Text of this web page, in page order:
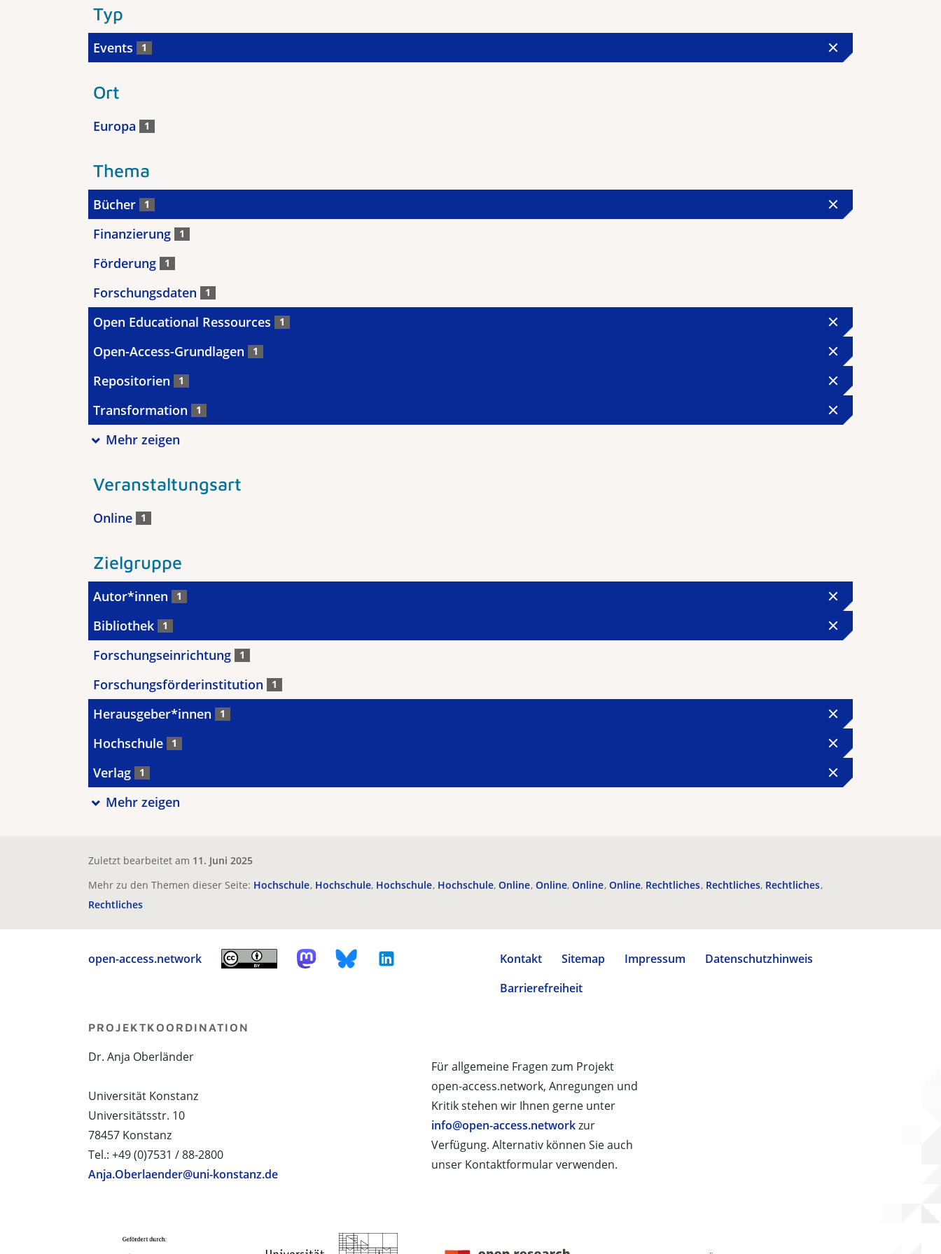
Typ
Events 1
Ort
Europa 1
Thema
Bücher 1
Finanzierung 1
Förderung 1
Forschungsdaten 1
Open Educational Ressources 1
Open-Access-Grundlagen 1
Repositorien 1
Transformation 1
Mehr zeigen
Veranstaltungsart
Online 1
Zielgruppe
Autor*innen 1
Bibliothek 1
Forschungseinrichtung 1
Forschungsförderinstitution 1
Herausgeber*innen 1
Hochschule 1
Verlag 1
Mehr zeigen
Zuletzt bearbeitet am 11. Juni 2025
Mehr zu den Themen dieser Seite: Hochschule Hochschule Hochschule Hochschule Online Online Online Online Rechtliches Rechtliches Rechtliches
Rechtliches
open-access.network Kontakt Sitemap Impressum
Datenschutzhinweis
Barrierefreiheit
Für allgemeine Fragen zum Projekt
open-access.network, Anregungen und
Kritik stehen wir Ihnen gerne unter
info@open-access.networkzur
Verfügung. Alternativ können Sie auch
unser Kontaktformular verwenden.
PROJEKTKOORDINATION
Dr. Anja Oberländer
Universität Konstanz
Universitätsstr. 10
78457 Konstanz
Tel.: +49 (0)7531 / 88-2800
Anja.Oberlaender@uni-konstanz.de